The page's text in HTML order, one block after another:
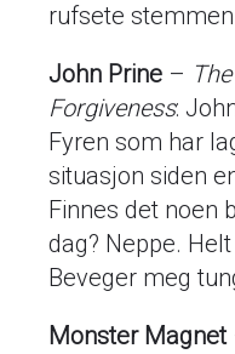
rufsete
John Prine –
Forgiveness:
Fyren som har
situasjon siden
Finnes det noen
dag? Neppe.
Beveger meg
Monster Magnet